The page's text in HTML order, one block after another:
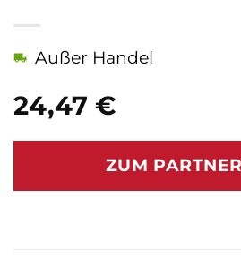
24,47 €
Außer Handel
ZUM